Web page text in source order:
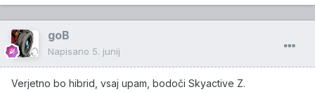
goB
Napisano 5. junij
Verjetno bo hibrid, vsaj upam, bodoči Skyactive Z.